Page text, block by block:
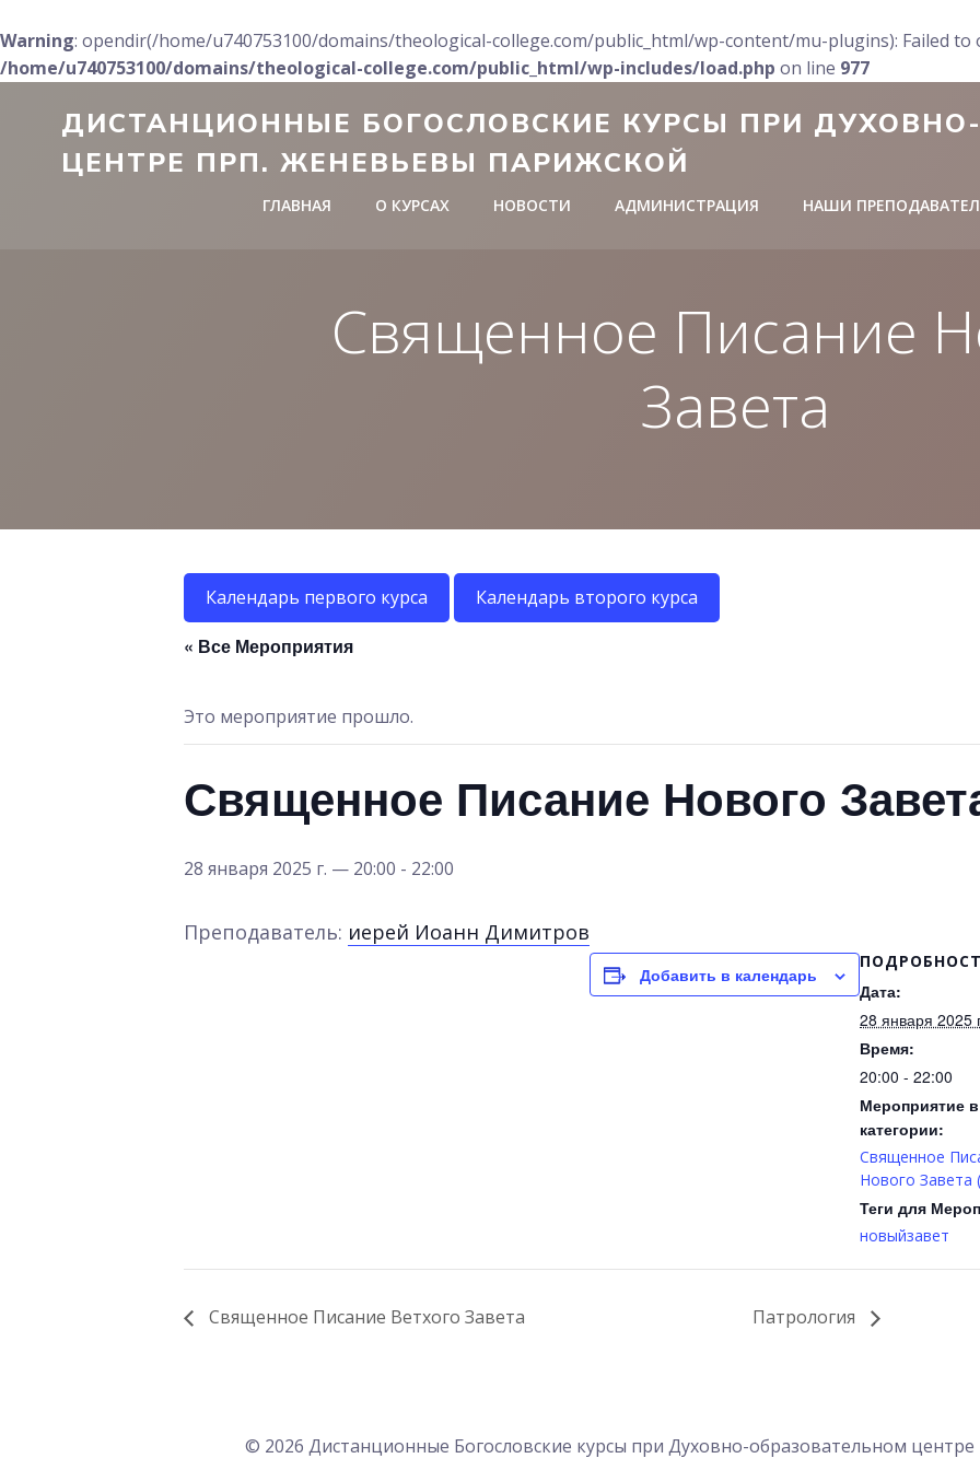
Warning: opendir(/home/u740753100/domains/theological-college.com/public_html/wp-content/mu-plugins): Failed to
/home/u740753100/domains/theological-college.com/public_html/wp-includes/load.php on line 977
ДИСТАНЦИОННЫЕ БОГОСЛОВСКИЕ КУРСЫ ПРИ
ЦЕНТРЕ ПРП. ЖЕНЕВЬЕВЫ ПАРИЖСКОЙ
ГЛАВНАЯ О КУРСАХ НОВОСТИ АДМИНИСТРАЦИЯ НАШИ
Священное Писание
Завета
Календарь первого курса Календарь второго курса
« Все Мероприятия
Это мероприятие прошло.
Священное Писание Нового
28 января 2025 г. — 20:00 - 22:00
Преподаватель: иерей Иоанн Димитров
Добавить в календарь
Дата:
28 января 2025
Время:
20:00 - 22:00
Мероприятие в
категории:
Священное
Нового Завета
Теги для
новыйзавет
Священное Писание Ветхого Завета Патрология
© 2026 Дистанционные Богословские курсы при Духовно-образовательном